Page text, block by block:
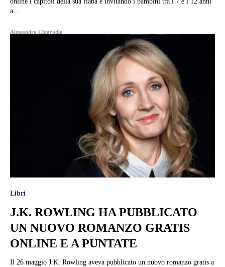
a...
Alessandra Chiaradia
Libri
J.K. ROWLING HA PUBBLICATO
UN NUOVO ROMANZO GRATIS
ONLINE E A PUNTATE
Il 26 maggio J.K. Rowling aveva pubblicato un nuovo romanzo gratis a